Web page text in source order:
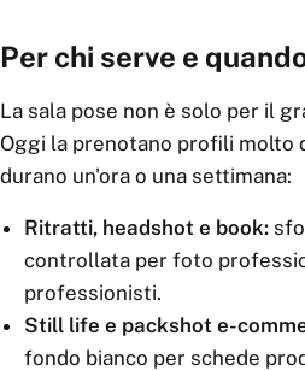
Per chi serve e
La sala pose non è solo per il
Oggi la prenotano profili molto
durano un'ora o una settimana:
Ritratti, headshot e book:
controllata per foto
professionisti.
Still life e packshot e-
fondo bianco per schede